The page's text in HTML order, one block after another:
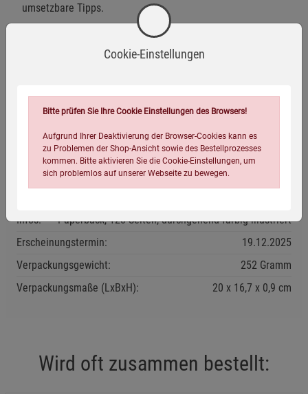
umsetzbare Tipps.
Natürlich. Einfach. Wirksam!
Eigenschaften
Verlag / Herausgeber:
Gräfe und Unzer
Infos:
Paperback, 128 Seiten, durchgehend farbig illustriert
Erscheinungstermin:
19.12.2025
Verpackungsgewicht:
252 Gramm
Verpackungsmaße (LxBxH):
20 16,7 0,9 cm
Wird oft zusammen bestellt:
Cookie-Einstellungen
Bitte prüfen Sie Ihre Cookie Einstellungen des Browsers!
Aufgrund Ihrer Deaktivierung der Browser-Cookies kann es
zu Problemen der Shop-Ansicht sowie des Bestellprozesses
kommen. Bitte aktivieren Sie die Cookie-Einstellungen, um
sich problemlos auf unserer Webseite zu bewegen.
Einstellungen speichern für die GruppeEinstellungen speichern für die Gruppe